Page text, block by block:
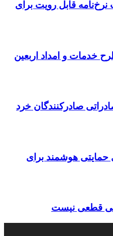
نرخ‌نامه قابل رویت برای
خدمات و امداد اربعین
صادرکنندگان خرد
حمایتی هوشمند برای
قطعی نیست